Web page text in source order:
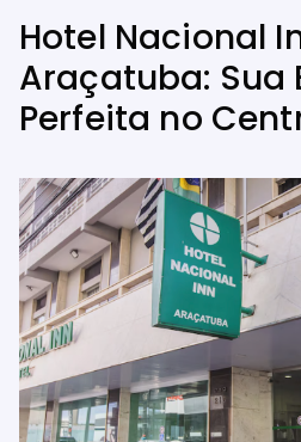
Hotel Nacional
Araçatuba: Sua
Perfeita no